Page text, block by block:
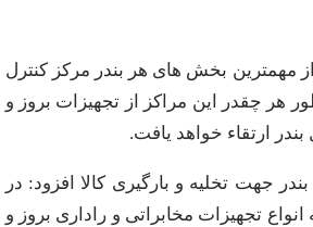
مهمترین بخش های هر بندر مرکز کنترل
هر چقدر این مراکز از تجهیزات بروز و
ارتقاء خواهد یافت.
جهت تخلیه و بارگیری کالا افزود: در
انواع تجهیزات مخابراتی و راداری بروز و